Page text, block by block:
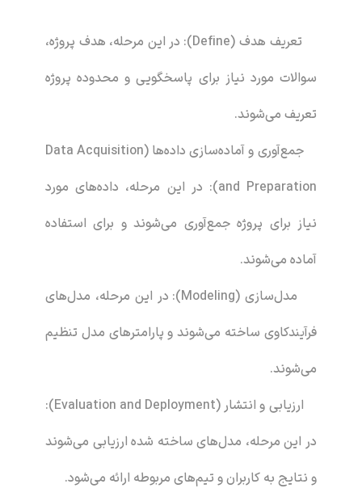
تعریف هدف (Define): در این مرحله، هدف پروژه،
سوالات مورد نیاز برای پاسخگویی و محدوده پروژه
تعریف می‌شوند.
جمع‌آوری و آماده‌سازی داده‌ها (Data Acquisition
and Preparation): در این مرحله، داده‌های مورد
نیاز برای پروژه جمع‌آوری می‌شوند و برای استفاده
آماده می‌شوند.
مدل‌سازی (Modeling): در این مرحله، مدل‌های
فرآیندکاوی ساخته می‌شوند و پارامترهای مدل تنظیم
می‌شوند.
ارزیابی و انتشار (Evaluation and Deployment):
در این مرحله، مدل‌های ساخته شده ارزیابی می‌شوند
و نتایج به کاربران و تیم‌های مربوطه ارائه می‌شود.